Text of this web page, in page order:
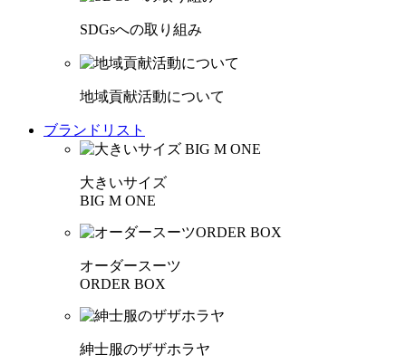
SDGsへの取り組み
地域貢献活動について
ブランドリスト
大きいサイズ
BIG M ONE
オーダースーツ
ORDER BOX
紳士服のザザホラヤ